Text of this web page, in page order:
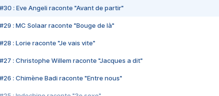
#30 : Eve Angeli raconte "Avant de partir"
#29 : MC Solaar raconte "Bouge de là"
#28 : Lorie raconte "Je vais vite"
#27 : Christophe Willem raconte "Jacques a dit"
#26 : Chimène Badi raconte "Entre nous"